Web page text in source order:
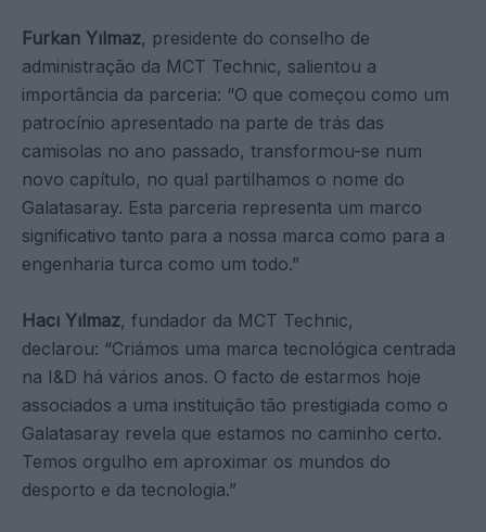
Furkan Yılmaz, presidente do conselho de
administração da MCT Technic, salientou a
importância da parceria: “O que começou como um
patrocínio apresentado na parte de trás das
camisolas no ano passado, transformou-se num
novo capítulo, no qual partilhamos o nome do
Galatasaray. Esta parceria representa um marco
significativo tanto para a nossa marca como para a
engenharia turca como um todo.”
Hacı Yılmaz, fundador da MCT Technic,
declarou: “Criámos uma marca tecnológica centrada
na I&D há vários anos. O facto de estarmos hoje
associados a uma instituição tão prestigiada como o
Galatasaray revela que estamos no caminho certo.
Temos orgulho em aproximar os mundos do
desporto e da tecnologia.”